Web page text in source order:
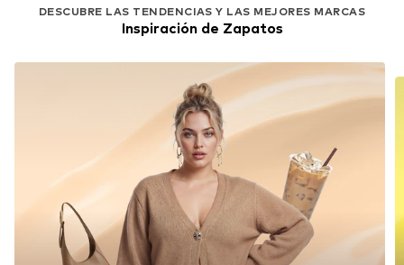
DESCUBRE LAS TENDENCIAS Y LAS MEJORES MARCAS
Inspiración de Zapatos